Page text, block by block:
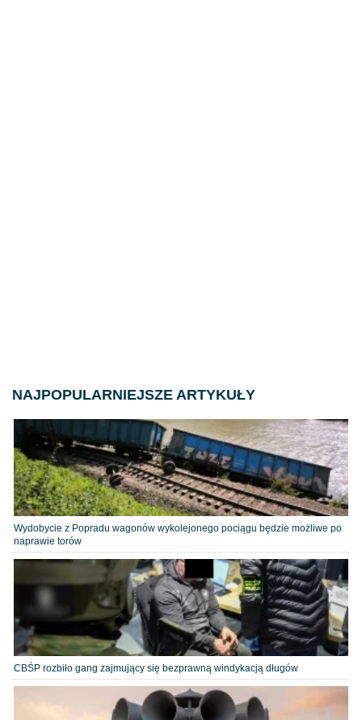
NAJPOPULARNIEJSZE ARTYKUŁY
Wydobycie z Popradu wagonów wykolejonego pociągu będzie możliwe po
naprawie torów
CBŚP rozbiło gang zajmujący się bezprawną windykacją długów